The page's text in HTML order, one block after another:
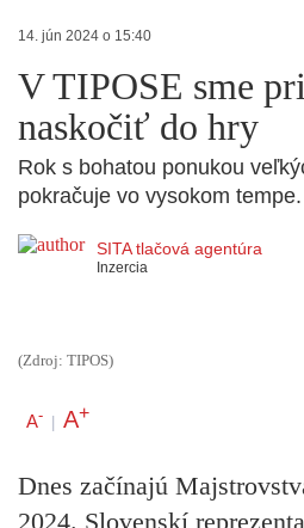
14. jún 2024 o 15:40
V TIPOSE sme
naskočiť do hry
Rok s bohatou ponukou
pokračuje vo vysokom tempe.
SITA tlačová agentúra
Inzercia
(Zdroj: TIPOS)
A- | A+
Dnes začínajú
2024. Slovenskí